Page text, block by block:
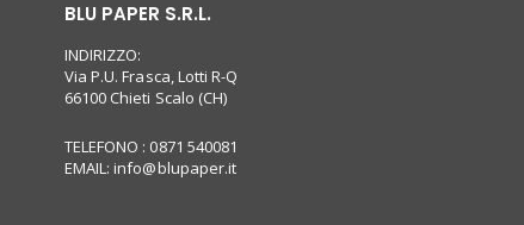
BLU PAPER S.R.L.
INDIRIZZO:
Via P.U. Frasca, Lotti R-Q
66100 Chieti Scalo (CH)
TELEFONO : 0871 540081
EMAIL:info@blupaper.it